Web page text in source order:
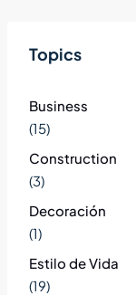
Topics
Business
(15)
Construction
(3)
Decoración
(1)
Estilo de Vida
(19)